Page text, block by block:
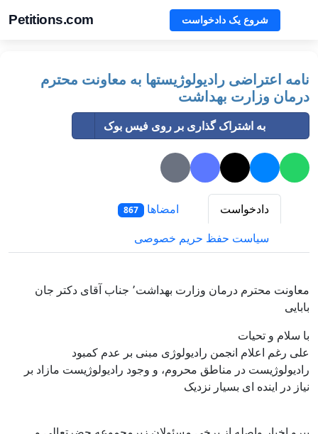
Petitions.com شروع یک دادخواست
نامه اعتراضی رادیولوژیستها به معاونت محترم
درمان وزارت بهداشت
به اشتراک گذاری بر روی فیس بوک
دادخواست امضاها 867
سیاست حفظ حریم خصوصی
معاونت محترم درمان وزارت بهداشت٬ جناب آقای دکتر جان
بابایی
با سلام و تحیات
علی رغم اعلام انجمن رادیولوژی مبنی بر عدم کمبود
رادیولوژیست در مناطق محروم، و وجود رادیولوژیست مازاد بر
نیاز در اینده ای بسیار نزدیک